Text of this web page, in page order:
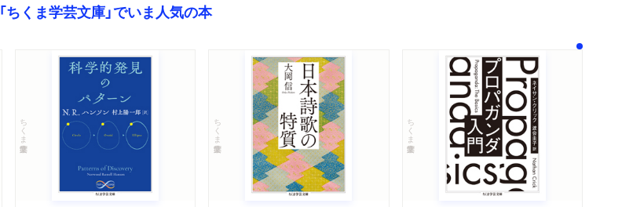
「ちくま学芸文庫」でいま人気の本
ちくま学芸文庫 ちくま学芸文庫 ちくま学芸文庫